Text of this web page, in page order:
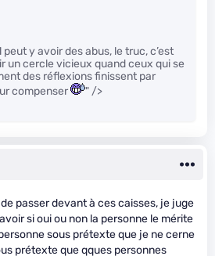
peut y avoir des abus, le truc, c’est
un cercle vicieux quand ceux qui se
des réflexions finissent par
compenser
" />
passer devant à ces caisses, je juge
si oui ou non la personne le mérite
sous prétexte que je ne cerne
prétexte que qques personnes